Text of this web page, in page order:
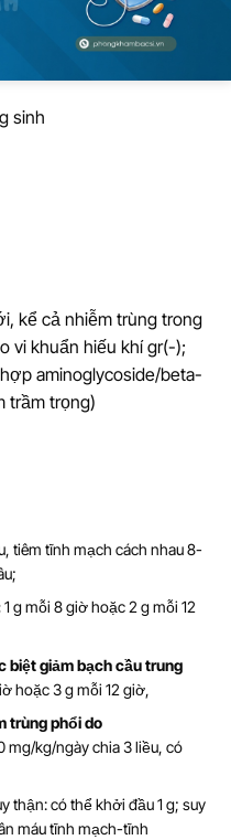
sinh
kể cả nhiễm trùng trong
vi khuẩn hiếu khí gr(-);
aminoglycoside/beta-
trầm trọng)
tiêm tĩnh mạch cách nhau 8-
1 g mỗi 8 giờ hoặc 2 g mỗi 12
biệt giảm bạch cầu trung
hoặc 3 g mỗi 12 giờ,
trùng phổi do
mg/kg/ngày chia 3 liều, có
thận: có thể khởi đầu 1 g; suy
máu tĩnh mạch-tĩnh